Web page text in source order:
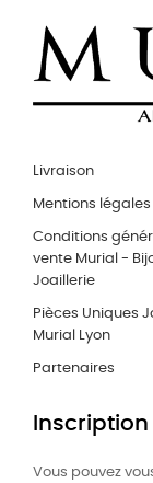
Livraison
Mentions légales
Conditions
vente Murial -
Joaillerie
Pièces Uniques
Murial Lyon
Partenaires
Inscription
Vous pouvez